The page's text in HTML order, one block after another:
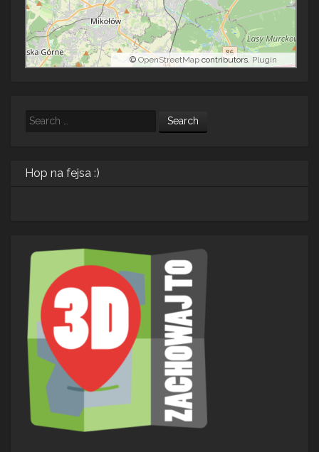
© OpenStreetMap contributors. Plugin
Search
Hop na fejsa :)